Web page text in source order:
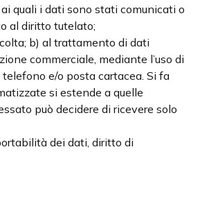
quali i dati sono stati comunicati o
al diritto tutelato;
b) al trattamento di dati
commerciale, mediante l’uso di
e/o posta cartacea. Si fa
si estende a quelle
può decidere di ricevere solo
dei dati, diritto di